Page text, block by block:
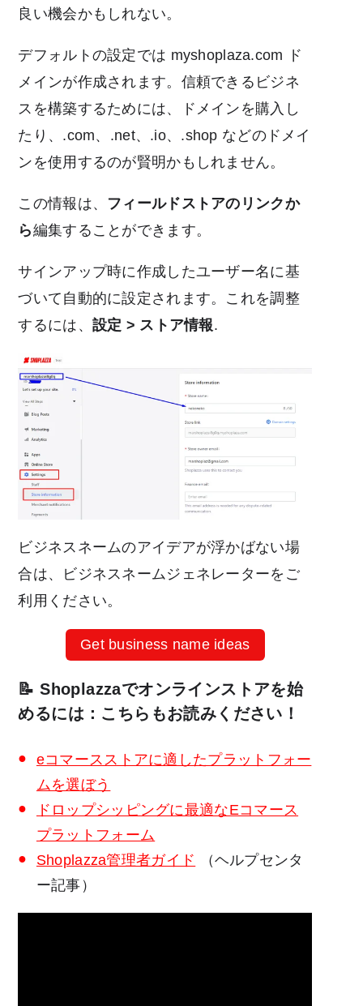
良い機会かもしれない。
デフォルトの設定では myshoplaza.com ド
メインが作成されます。信頼できるビジネ
スを構築するためには、ドメインを購入し
たり、.com、.net、.io、.shop などのドメイ
ンを使用するのが賢明かもしれません。
この情報は、 フィールドストアのリンクか
ら編集することができます。
サインアップ時に作成したユーザー名に基
づいて自動的に設定されます。これを調整
するには、 設定 > ストア情報.
ビジネスネームのアイデアが浮かばない場
合は、ビジネスネームジェネレーターをご
利用ください。
Get business name ideas
📝 Shoplazzaでオンラインストアを始
めるには：こちらもお読みください！
eコマースストアに適したプラットフォー
ムを選ぼう
ドロップシッピングに最適なEコマース
プラットフォーム
Shoplazza管理者ガイド
（ヘルプセンタ
ー記事）